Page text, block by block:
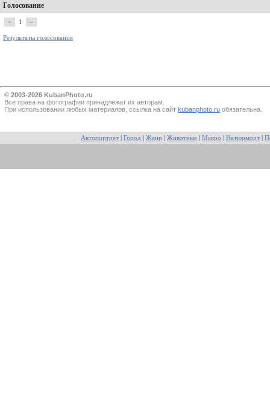
Голосование
+ 1 –
Результаты голосования
© 2003-2026 KubanPhoto.ru
Все прaва на фотографии принадлежат их авторам.
При использовании любых материалов, ссылка на сайт kubanphoto.ru обязательна.
Автопортрет Город Жанр Животные Макро Натюрморт